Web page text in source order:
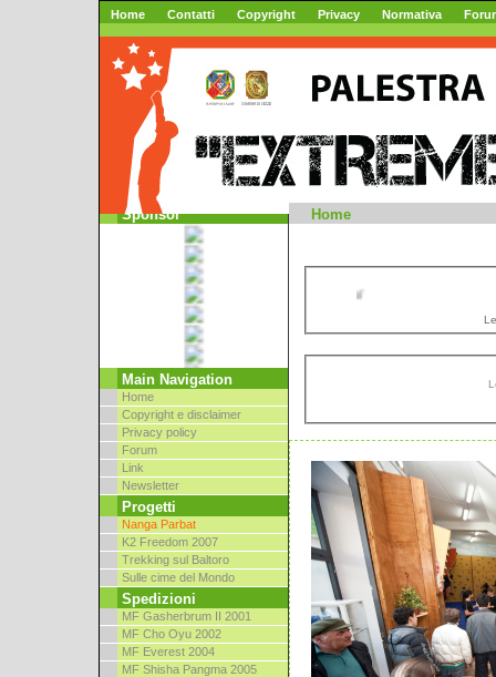
Home Contatti Copyright Privacy Normativa
Sponsor
Main Navigation
Home
Copyright e disclaimer
Privacy policy
Forum
Link
Newsletter
Progetti
Nanga Parbat
K2 Freedom 2007
Trekking sul Baltoro
Sulle cime del Mondo
Spedizioni
MF Gasherbrum II 2001
MF Cho Oyu 2002
MF Everest 2004
MF Shisha Pangma 2005
Home